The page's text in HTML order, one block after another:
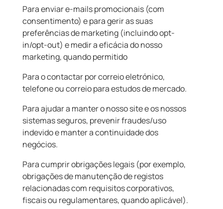
Para enviar e-mails promocionais (com
consentimento) e para gerir as suas
preferências de marketing (incluindo opt-
in/opt-out) e medir a eficácia do nosso
marketing, quando permitido
Para o contactar por correio eletrónico,
telefone ou correio para estudos de mercado.
Para ajudar a manter o nosso site e os nossos
sistemas seguros, prevenir fraudes/uso
indevido e manter a continuidade dos
negócios.
Para cumprir obrigações legais (por exemplo,
obrigações de manutenção de registos
relacionadas com requisitos corporativos,
fiscais ou regulamentares, quando aplicável).